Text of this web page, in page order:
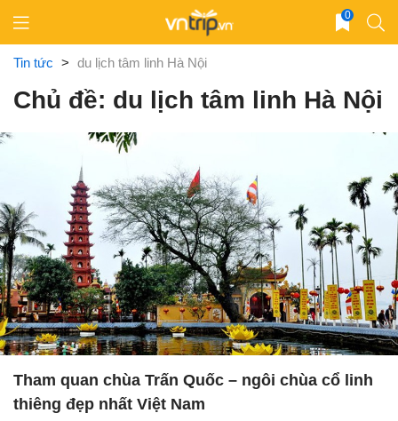
content
0
Tin tức > du lịch tâm linh Hà Nội
Chủ đề: du lịch tâm linh Hà Nội
Tham quan chùa Trấn Quốc – ngôi chùa cổ linh
thiêng đẹp nhất Việt Nam